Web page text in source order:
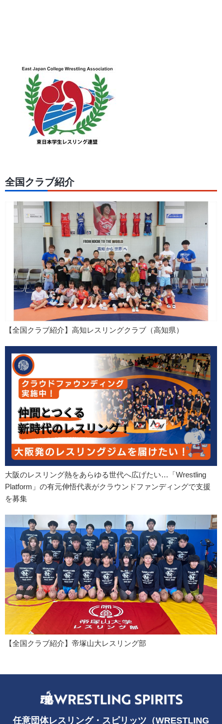
全国クラブ紹介
【全国クラブ紹介】高知レスリングクラブ（高知県）
大阪のレスリング熱をあらゆる世代へ広げたい…「Wrestling
Platform」の有元伸悟代表がクラウンドファンディングで支援
を募集
【全国クラブ紹介】帝塚山大レスリング部
任意団体レスリング・スピリッツ（WRESTLING